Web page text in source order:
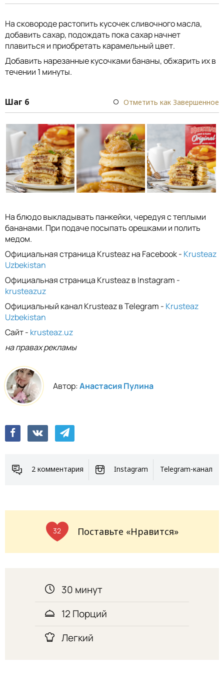
На сковороде растопить кусочек сливочного масла,
добавить сахар, подождать пока сахар начнет
плавиться и приобретать карамельный цвет.
Добавить нарезанные кусочками бананы, обжарить их в
течении 1 минуты.
Шаг 6 Отметить как Завершенное
На блюдо выкладывать панкейки, чередуя с теплыми
бананами. При подаче посыпать орешками и полить
медом.
Официальная страница Krusteaz на Facebook - Krusteaz
Uzbekistan
Официальная страница Krusteaz в Instagram -
krusteazuz
Официальный канал Krusteaz в Telegram - Krusteaz
Uzbekistan
Сайт - krusteaz.uz
на правах рекламы
Автор:Анастасия Пулина
2 комментария Instagram Telegram-канал
32 Поставьте «Нравится»
30 минут
12 Порций
Легкий